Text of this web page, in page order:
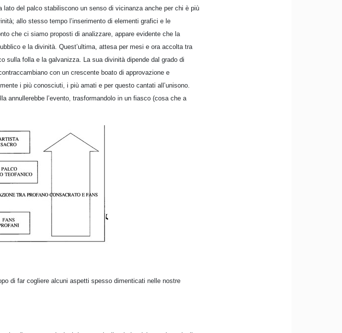
del palco stabiliscono un senso di vicinanza anche per chi è più
allo stesso tempo l’inserimento di elementi grafici e le
che ci siamo proposti di analizzare, appare evidente che la
e la divinità. Quest’ultima, attesa per mesi e ora accolta tra
sulla folla e la galvanizza. La sua divinità dipende dal grado di
con un crescente boato di approvazione e
i più conosciuti, i più amati e per questo cantati all’unisono.
annullerebbe l’evento, trasformandolo in un fiasco (cosa che a
di far cogliere alcuni aspetti spesso dimenticati nelle nostre